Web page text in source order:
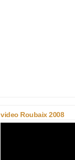
video Roubaix 2008